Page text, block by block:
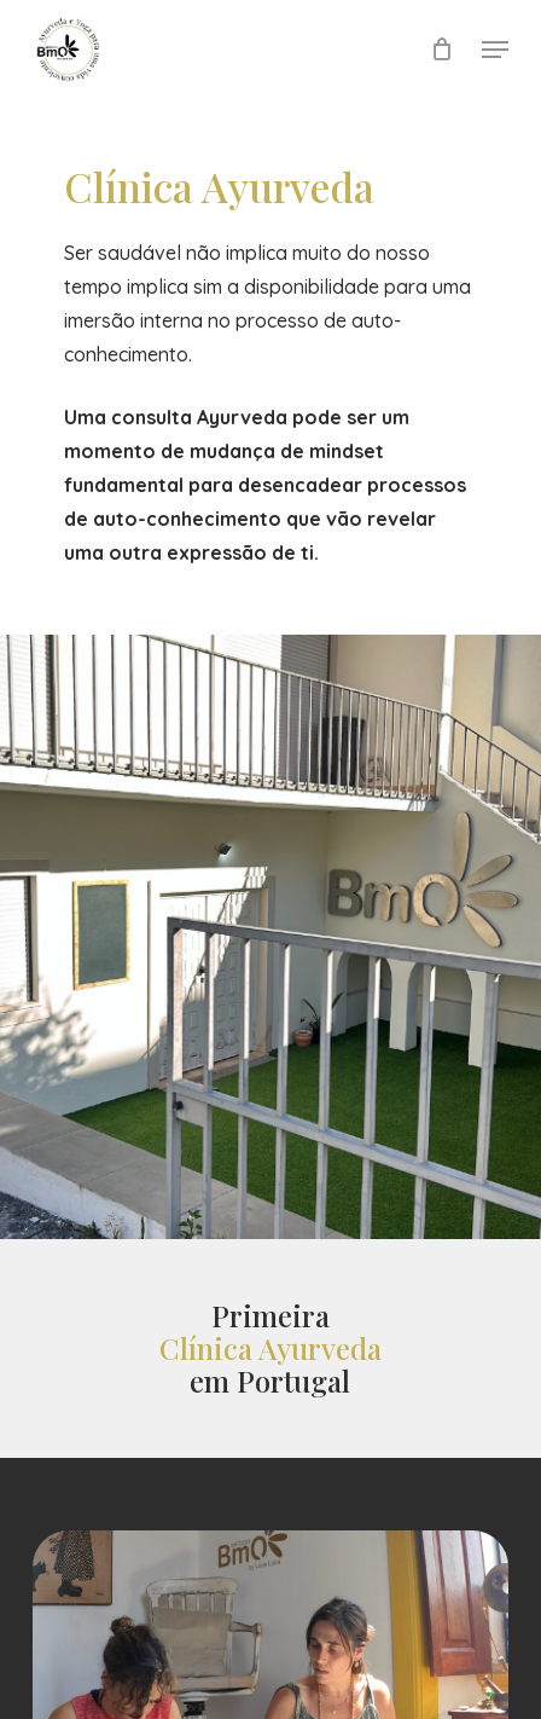
Menu
Clínica Ayurveda
Ser saudável não implica muito do nosso
tempo implica sim a disponibilidade para uma
imersão interna no processo de auto-
conhecimento.
Uma consulta Ayurveda pode ser um
momento de mudança de mindset
fundamental para desencadear processos
de auto-conhecimento que vão revelar
uma outra expressão de ti.
Primeira
Clínica Ayurveda
em Portugal